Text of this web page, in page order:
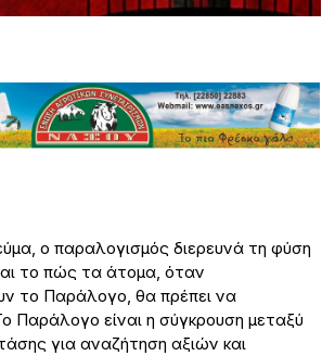
ο παραλογισμός διερευνά τη φύση
το πώς τα άτομα, όταν
το Παράλογο, θα πρέπει να
Παράλογο είναι η σύγκρουση μεταξύ
για αναζήτηση αξιών και